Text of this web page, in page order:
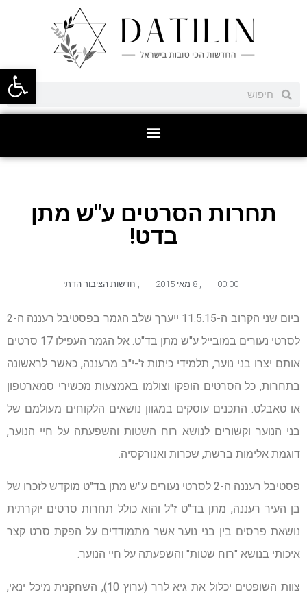
פתח
תחרות הסרטים ע"ש מתן
בדט!
00:00
,
, חדשות הציבור הדתי
ביום שני הקרוב ה-11.5.15 ייערך שלב הגמר בפסטיבל רעננה ה-2
לסרטי נעורים במובייל ע"ש מתן בד"ט. אל הגמר העפילו 17 סרטים
אותם יצרו בני נוער, תלמידי כיתות ז'-י"ב מרעננה, כאשר לראשונה
בתחרות, כל הסרטים הופקו וצולמו באמצעות מכשירי סמארטפון
או טאבלט. התכנים עוסקים במגוון נושאים הלקוחים מעולמם של
בני הנוער וקשורים לנושא רוח השטות והשפעתה על חיי הנוער,
דוגמת אלימות ברשת, שכרות ואנורקסיה.
פסטיבל רעננה ה-2 לסרטי נעורים ע"ש מתן בד"ט מוקדש לזכרו של
בן העיר רעננה, מתן בד"ט ז"ל והוא כולל תחרות סרטים יוקרתית
נושאת פרסים בין בני נוער אשר מתמודדים על הפקת סרט קצר
איכותי בנושא "רוח שטות" והשפעתה על חיי הנוער.
צוות השופטים יכלול את גיא לרר (ערוץ 10), השחקנית מיכל ינאי,